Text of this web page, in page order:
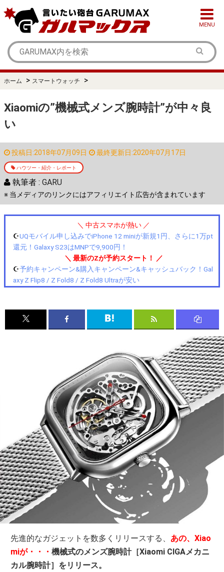
MENU
ホーム > スマートウォッチ >
Xiaomiの”機械式メンズ腕時計”が中々良
い
投稿日:2018年07月09日 最終更新日:2020年07月17日
ハウツー・紹介・レポート
執筆者 : GARU
※ 当メディアのリンクにはアフィリエイト広告が含まれています
＼ 中古スマホが熱い ／
☪️UQモバイル申し込みでiPhone 12 miniが新規1円、さらに1万pt
還元！Galaxy S23はMNPで9,900円！
＼ 最新のZが予約スタート！ ／
☪️予約キャンペーン&購入キャンペーン&キャッシュバック！Gal
axy Z Flip8 / Z Fold8 / Z Fold8 Ultraが安い
先進的なガジェットを数多くリリースする、 あの、Xiao
miが・・・機械式のメンズ腕時計［Xiaomi CIGAメカニ
カル腕時計］をリリース。